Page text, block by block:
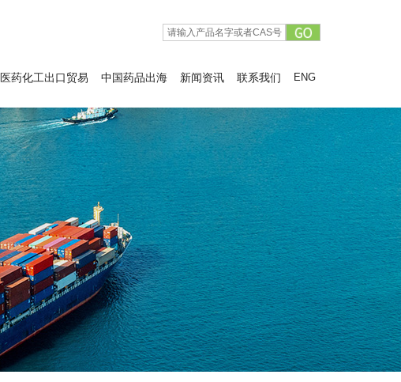
医药化工出口贸易 中国药品出海 新闻资讯 联系我们 ENG